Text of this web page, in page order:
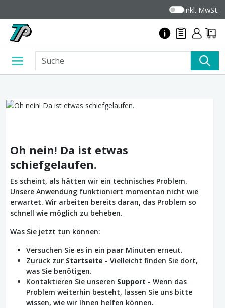
inkl. MwSt.
Oh nein! Da ist etwas
schiefgelaufen.
Es scheint, als hätten wir ein technisches Problem.
Unsere Anwendung funktioniert momentan nicht wie
erwartet. Wir arbeiten bereits daran, das Problem so
schnell wie möglich zu beheben.
Was Sie jetzt tun können:
Versuchen Sie es in ein paar Minuten erneut.
Zurück zur Startseite - Vielleicht finden Sie dort,
was Sie benötigen.
Kontaktieren Sie unseren Support - Wenn das
Problem weiterhin besteht, lassen Sie uns bitte
wissen, wie wir Ihnen helfen können.